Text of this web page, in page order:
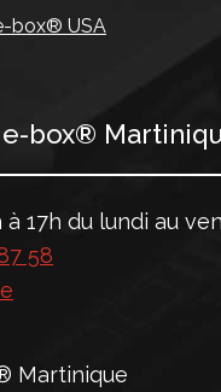
box® USA
box®
17h du lundi au
58
Martinique